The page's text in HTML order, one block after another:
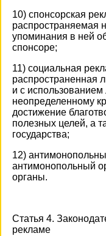
10) спонсорская
распространяемая
упоминания в ней
спонсоре;
11) социальная
и с
неопределенному
достижение
полезных целей, а
государства;
12)
антимонопольный
органы.
Статья 4.
рекламе